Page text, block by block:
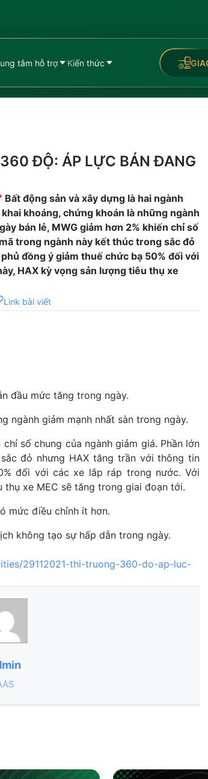
tâm hỗ trợ Kiến thức
ĐỘ: ÁP LỰC BÁN ĐANG
Bất động sản và xây dựng là hai ngành
khai khoáng, chứng khoán là những ngành
bán lẻ, MWG giảm hơn 2% khiến chỉ số
trong ngành này kết thúc trong sắc đỏ
đồng ý giảm thuế chức bạ 50% đối với
HAX kỳ vọng sản lượng tiêu thụ xe
Link bài viết
đầu mức tăng trong ngày.
ngành giảm mạnh nhất sàn trong ngày.
số chung của ngành giảm giá. Phần lớn
đỏ nhưng HAX tăng trần với thông tin
đối với các xe lắp ráp trong nước. Với
xe MEC sẽ tăng trong giai đoạn tới.
mức điều chỉnh ít hơn.
không tạo sự hấp dẫn trong ngày.
29112021-thi-truong-360-do-ap-luc-